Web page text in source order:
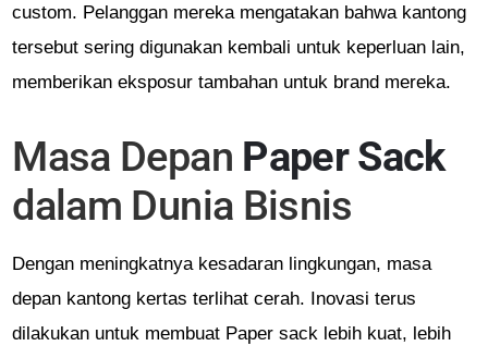
custom. Pelanggan mereka mengatakan bahwa kantong
tersebut sering digunakan kembali untuk keperluan lain,
memberikan eksposur tambahan untuk brand mereka.
Masa Depan Paper Sack
dalam Dunia Bisnis
Dengan meningkatnya kesadaran lingkungan, masa
depan kantong kertas terlihat cerah. Inovasi terus
dilakukan untuk membuat Paper sack lebih kuat, lebih